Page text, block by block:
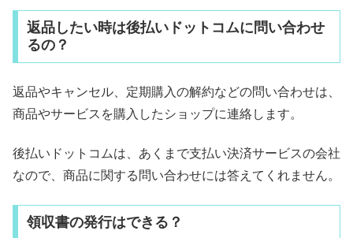
返品したい時は後払いドットコムに問い合わせ
るの？
返品やキャンセル、定期購入の解約などの問い合わせは、
商品やサービスを購入したショップに連絡します。
後払いドットコムは、あくまで支払い決済サービスの会社
なので、商品に関する問い合わせには答えてくれません。
領収書の発行はできる？